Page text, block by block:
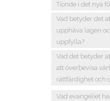
Tionde i det nya
Vad betyder det
upphäva lagen
uppfylla?
Vad det betyder
att överbevisa
rättfärdighet och
Vad evangeliet